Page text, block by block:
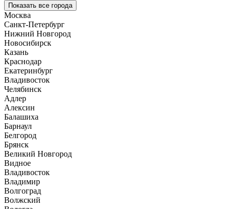
Показать все города
Москва
Санкт-Петербург
Нижний Новгород
Новосибирск
Казань
Краснодар
Екатеринбург
Владивосток
Челябинск
Адлер
Алексин
Балашиха
Барнаул
Белгород
Брянск
Великий Новгород
Видное
Владивосток
Владимир
Волгоград
Волжский